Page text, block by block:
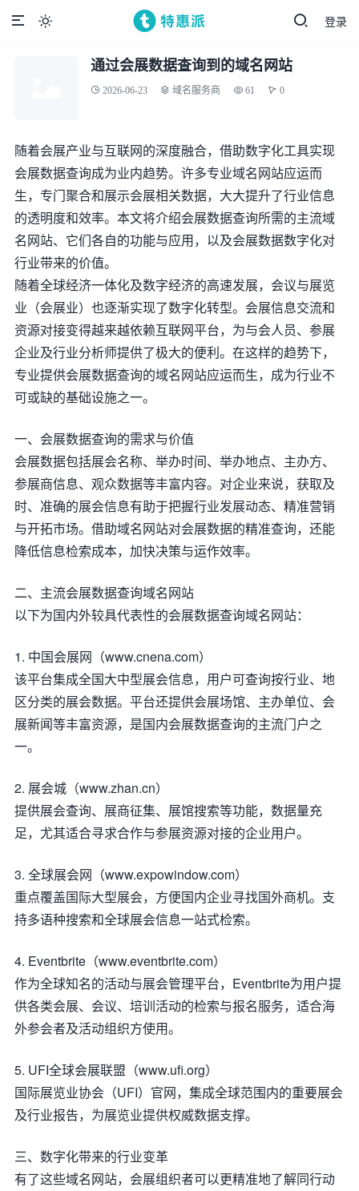
登录

通过会展数据查询到的域名网站
2026-06-23 域名服务商 61 0
随着会展产业与互联网的深度融合，借助数字化工具实现
会展数据查询成为业内趋势。许多专业域名网站应运而
生，专门聚合和展示会展相关数据，大大提升了行业信息
的透明度和效率。本文将介绍会展数据查询所需的主流域
名网站、它们各自的功能与应用，以及会展数据数字化对
行业带来的价值。
随着全球经济一体化及数字经济的高速发展，会议与展览
业（会展业）也逐渐实现了数字化转型。会展信息交流和
资源对接变得越来越依赖互联网平台，为与会人员、参展
企业及行业分析师提供了极大的便利。在这样的趋势下，
专业提供会展数据查询的域名网站应运而生，成为行业不
可或缺的基础设施之一。
一、会展数据查询的需求与价值
会展数据包括展会名称、举办时间、举办地点、主办方、
参展商信息、观众数据等丰富内容。对企业来说，获取及
时、准确的展会信息有助于把握行业发展动态、精准营销
与开拓市场。借助域名网站对会展数据的精准查询，还能
降低信息检索成本，加快决策与运作效率。
二、主流会展数据查询域名网站
以下为国内外较具代表性的会展数据查询域名网站：
1. 中国会展网（www.cnena.com）
该平台集成全国大中型展会信息，用户可查询按行业、地
区分类的展会数据。平台还提供会展场馆、主办单位、会
展新闻等丰富资源，是国内会展数据查询的主流门户之
一。
2. 展会城（www.zhan.cn）
提供展会查询、展商征集、展馆搜索等功能，数据量充
足，尤其适合寻求合作与参展资源对接的企业用户。
3. 全球展会网（www.expowindow.com）
重点覆盖国际大型展会，方便国内企业寻找国外商机。支
持多语种搜索和全球展会信息一站式检索。
4. Eventbrite（www.eventbrite.com）
作为全球知名的活动与展会管理平台，Eventbrite为用户提
供各类会展、会议、培训活动的检索与报名服务，适合海
外参会者及活动组织方使用。
5. UFI全球会展联盟（www.ufi.org）
国际展览业协会（UFI）官网，集成全球范围内的重要展会
及行业报告，为展览业提供权威数据支撑。
三、数字化带来的行业变革
有了这些域名网站，会展组织者可以更精准地了解同行动